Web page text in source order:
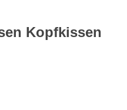
Kopfkissen